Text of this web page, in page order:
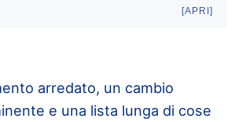
[APRI]
arredato, un cambio
e una lista lunga di cose